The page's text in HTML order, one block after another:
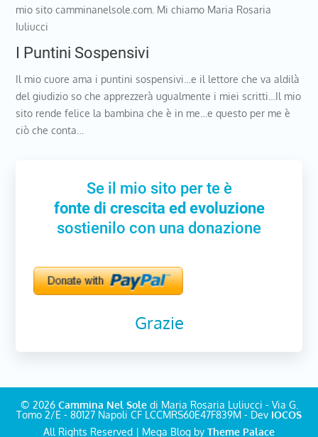
mio sito camminanelsole.com. Mi chiamo Maria Rosaria
Iuliucci
I Puntini Sospensivi
Il mio cuore ama i puntini sospensivi…e il lettore che va aldilà
del giudizio so che apprezzerà ugualmente i miei scritti…Il mio
sito rende felice la bambina che è in me…e questo per me è
ciò che conta…
Se il mio sito per te è
fonte di crescita ed evoluzione
sostienilo con una donazione
Grazie
© 2026 Cammina Nel Soledi Maria Rosaria Luliucci - Via G.
Tomo 2/E - 80127 Napoli CF LCCMRS60E47F839M - Dev IOCOS
All Rights Reserved | Mega Blog by Theme Palace